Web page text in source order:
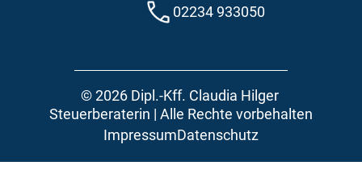
02234 933050
© 2026 Dipl.-Kff. Claudia Hilger
Steuerberaterin | Alle Rechte vorbehalten
ImpressumDatenschutz